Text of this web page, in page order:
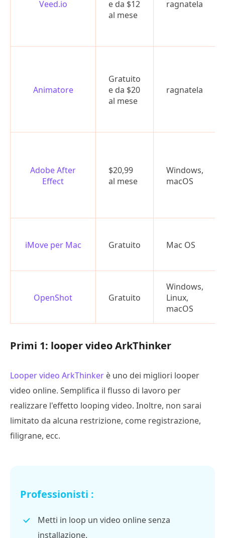
Veed.io
e da $12
al mese
ragnatela
Animatore
Gratuito
e da $20
al mese
ragnatela
Adobe After
Effect
$20,99
al mese
Windows,
macOS
iMove per Mac Gratuito Mac OS
OpenShot Gratuito
Windows,
Linux,
macOS
Primi 1: looper video ArkThinker
Looper video ArkThinker è uno dei migliori looper
video online. Semplifica il flusso di lavoro per
realizzare l'effetto looping video. Inoltre, non sarai
limitato da alcuna restrizione, come registrazione,
filigrane, ecc.
Professionisti :
Metti in loop un video online senza
installazione.